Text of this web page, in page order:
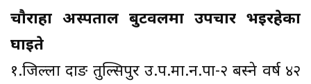
चाैराहा अस्पताल बुटवलमा उपचार भइरहेका
घाइते
१.जिल्ला दाङ तुल्सिपुर उ.प.मा.न.‍पा-२ बस्ने वर्ष ४२